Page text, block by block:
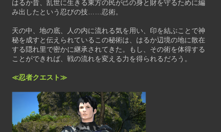
はるか昔、乱世に生きる東方の民が己の身と財を守るために編
み出したという忍びの技……忍術。
天の中、地の底、人の内に流れる気を用い、印を結ぶことで神
秘を成すと伝えられているこの秘術は、はるか辺境の地に散在
する隠れ里で密かに継承されてきた。もし、その術を体得する
ことができれば、戦の流れを変える力を得られるだろう。
≪忍者クエスト≫